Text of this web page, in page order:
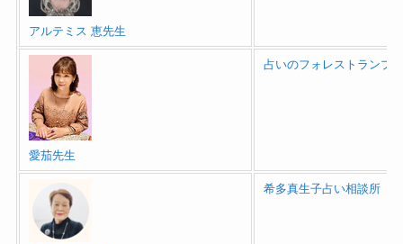
アルテミス 恵先生
愛茄先生
占いのフォレストランプ
希多真生子占い相談所